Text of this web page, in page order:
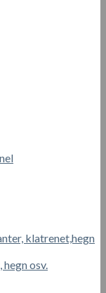
klatrenet,hegn
osv.